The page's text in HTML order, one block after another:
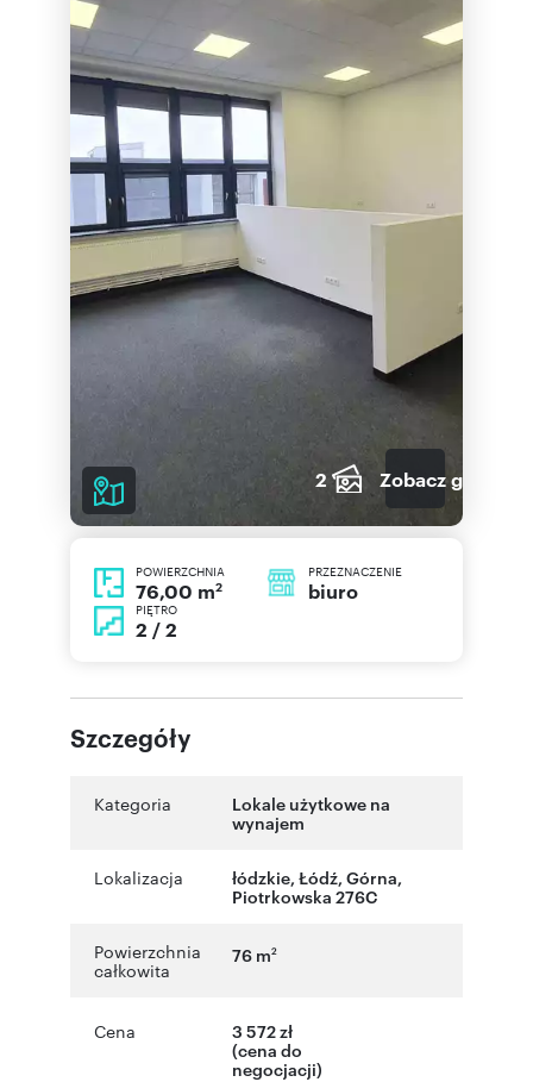
2 Zobacz galerię
POWIERZCHNIA
76,00 m2
PRZEZNACZENIE
biuro
PIĘTRO
2 / 2
Szczegóły
Kategoria
Lokale użytkowe na
wynajem
Lokalizacja łódzkie, Łódź, Górna,
Piotrkowska 276C
Powierzchnia
całkowita
76 m2
Cena
3 572 zł
(cena do
negocjacji)